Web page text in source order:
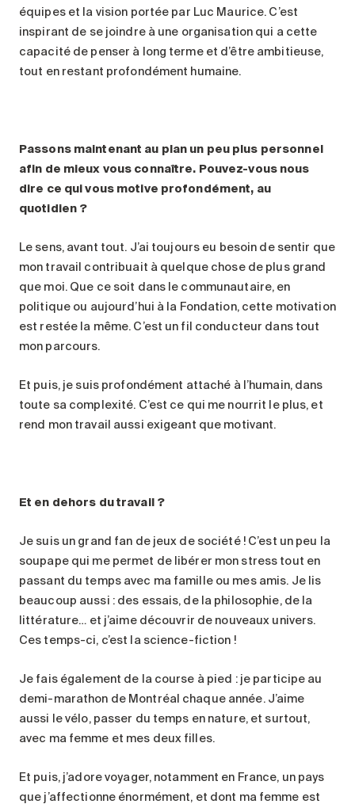
équipes et la vision portée par Luc Maurice. C’est
inspirant de se joindre à une organisation qui a cette
capacité de penser à long terme et d’être ambitieuse,
tout en restant profondément humaine.
Passons maintenant au plan un peu plus personnel
afin de mieux vous connaître. Pouvez-vous nous
dire ce qui vous motive profondément, au
quotidien ?
Le sens, avant tout. J’ai toujours eu besoin de sentir que
mon travail contribuait à quelque chose de plus grand
que moi. Que ce soit dans le communautaire, en
politique ou aujourd’hui à la Fondation, cette motivation
est restée la même. C’est un fil conducteur dans tout
mon parcours.
Et puis, je suis profondément attaché à l’humain, dans
toute sa complexité. C’est ce qui me nourrit le plus, et
rend mon travail aussi exigeant que motivant.
Et en dehors du travail?
Je suis un grand fan de jeux de société ! C’est un peu la
soupape qui me permet de libérer mon stress tout en
passant du temps avec ma famille ou mes amis. Je lis
beaucoup aussi : des essais, de la philosophie, de la
littérature… et j’aime découvrir de nouveaux univers.
Ces temps-ci, c’est la science-fiction !
Je fais également de la course à pied : je participe au
demi-marathon de Montréal chaque année. J’aime
aussi le vélo, passer du temps en nature, et surtout,
avec ma femme et mes deux filles.
Et puis, j’adore voyager, notamment en France, un pays
que j’affectionne énormément, et dont ma femme est